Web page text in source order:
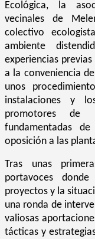
Ecológica, la
vecinales de
colectivo
ambiente
experiencias
a la conveniencia
unos
instalaciones y
promotores de
fundamentadas
oposición a las
Tras unas
portavoces
proyectos y la
una ronda de
valiosas
tácticas y